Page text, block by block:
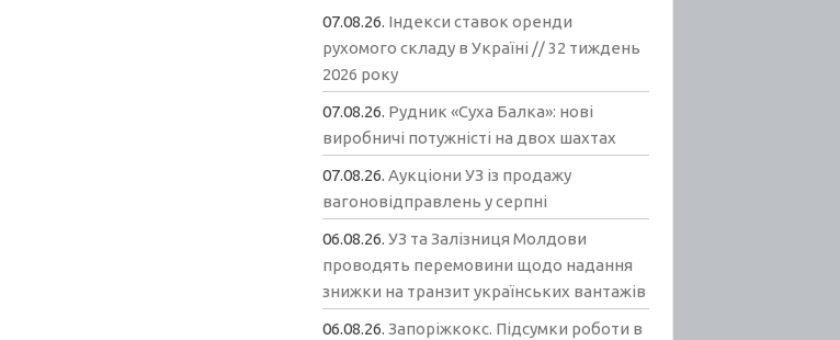
07.08.26. Індекси ставок оренди
рухомого складу в Україні // 32 тиждень
2026 року
07.08.26. Рудник «Суха Балка»: нові
виробничі потужністі на двох шахтах
07.08.26.Аукціони УЗ із продажу
вагоновідправлень у серпні
06.08.26.УЗ та Залізниця Молдови
проводять перемовини щодо надання
знижки на транзит українських вантажів
06.08.26.Запоріжкокс. Підсумки роботи в